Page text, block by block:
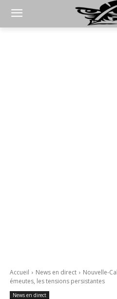
Accueil News en direct
Nouvelle-
émeutes, les tensions persistantes
News en direct